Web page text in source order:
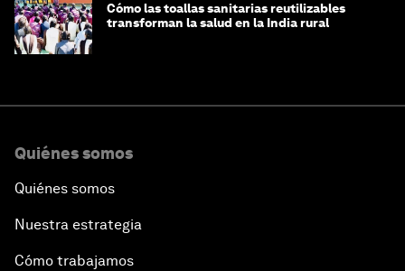
Cómo las toallas sanitarias reutilizables
transforman la salud en la India rural
Quiénes somos
Quiénes somos
Nuestra estrategia
Cómo trabajamos